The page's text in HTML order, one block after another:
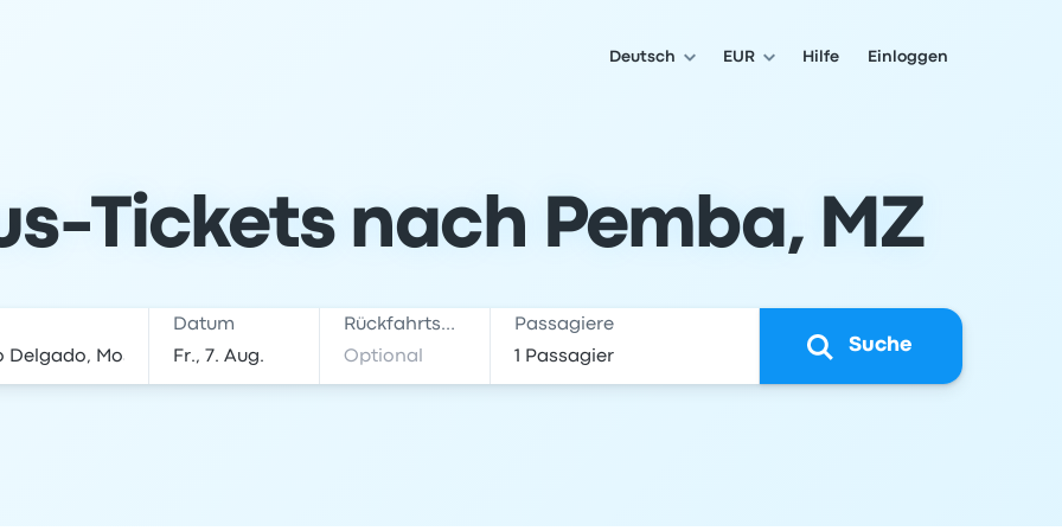
Deutsch EUR Hilfe Einloggen
Tickets nach Pemba, MZ
Datum Rückfahrtsdatum Passagiere
Suche